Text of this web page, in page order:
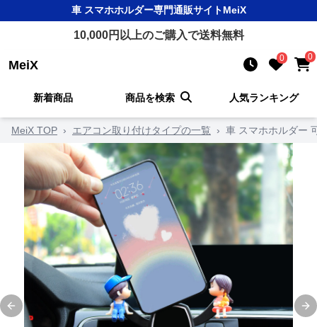
車 スマホホルダー専門通販サイトMeiX
10,000円以上のご購入で送料無料
MeiX 0 0
新着商品 商品を検索 人気ランキング
MeiX TOP › エアコン取り付けタイプの一覧 › 車 スマホホルダー
Previous slide